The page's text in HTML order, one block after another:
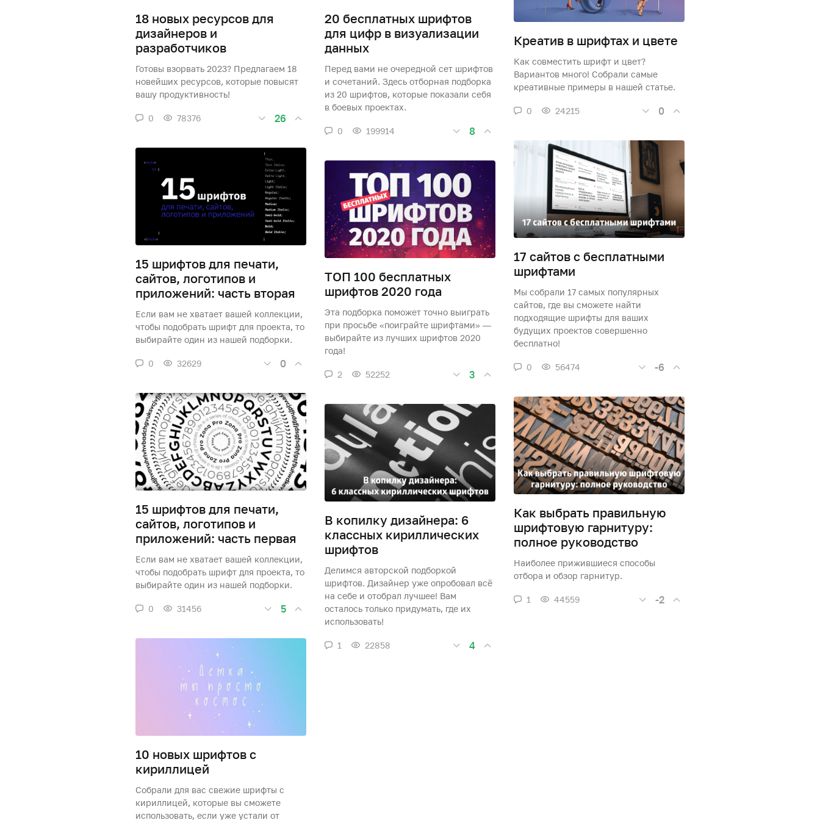
18 новых ресурсов для
дизайнеров и
разработчиков
Готовы взорвать 2023? Предлагаем 18
новейших ресурсов, которые повысят
вашу продуктивность!
0 78376 26
15 шрифтов для печати,
сайтов, логотипов и
приложений: часть вторая
Если вам не хватает вашей коллекции,
чтобы подобрать шрифт для проекта, то
выбирайте один из нашей подборки.
0 32629 0
15 шрифтов для печати,
сайтов, логотипов и
приложений: часть первая
Если вам не хватает вашей коллекции,
чтобы подобрать шрифт для проекта, то
выбирайте один из нашей подборки.
0 31456 5
10 новых шрифтов с
кириллицей
Собрали для вас свежие шрифты с
кириллицей, которые вы сможете
использовать, если уже устали от
20 бесплатных шрифтов
для цифр в визуализации
данных
Перед вами не очередной сет шрифтов
и сочетаний. Здесь отборная подборка
из 20 шрифтов, которые показали себя
в боевых проектах.
0 199914 8
ТОП 100 бесплатных
шрифтов 2020 года
Эта подборка поможет точно выиграть
при просьбе «поиграйте шрифтами» —
выбирайте из лучших шрифтов 2020
года!
2 52252 3
В копилку дизайнера: 6
классных кириллических
шрифтов
Делимся авторской подборкой
шрифтов. Дизайнер уже опробовал всё
на себе и отобрал лучшее! Вам
осталось только придумать, где их
использовать!
1 22858 4
Креатив в шрифтах и цвете
Как совместить шрифт и цвет?
Вариантов много! Собрали самые
креативные примеры в нашей статье.
0 24215 0
17 сайтов с бесплатными
шрифтами
Мы собрали 17 самых популярных
сайтов, где вы сможете найти
подходящие шрифты для ваших
будущих проектов совершенно
бесплатно!
0 56474 -6
Как выбрать правильную
шрифтовую гарнитуру:
полное руководство
Наиболее прижившиеся способы
отбора и обзор гарнитур.
1 44559 -2